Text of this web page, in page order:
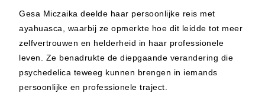
Gesa Miczaika deelde haar persoonlijke reis met
ayahuasca, waarbij ze opmerkte hoe dit leidde tot meer
zelfvertrouwen en helderheid in haar professionele
leven. Ze benadrukte de diepgaande verandering die
psychedelica teweeg kunnen brengen in iemands
persoonlijke en professionele traject.